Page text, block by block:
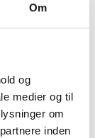
Om
og
medier og til
om
inden
og